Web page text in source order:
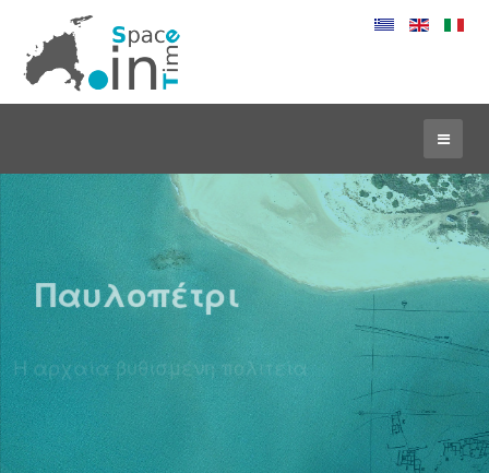
Παυλοπέτρι
Η αρχαία βυθισμένη πολιτεία
Ταξίδεψε στα βάθη του χρόνου